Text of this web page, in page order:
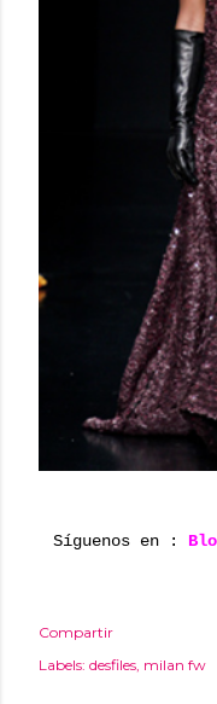
Síguenos en :
Compartir
Labels: desfiles milan fw